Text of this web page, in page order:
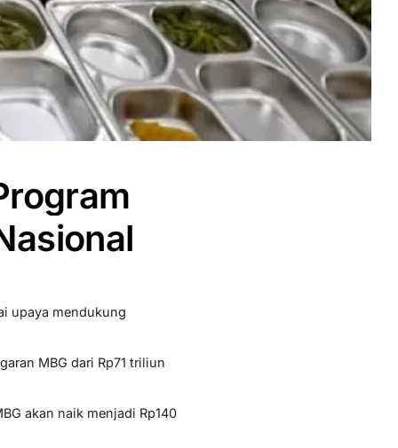
upaya mendukung
MBG dari Rp71 triliun
akan naik menjadi Rp140